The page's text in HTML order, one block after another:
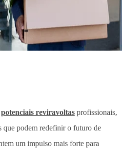
potenciais reviravoltas profissionais,
que podem redefinir o futuro de
um impulso mais forte para